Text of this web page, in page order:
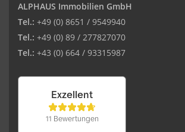
ALPHAUS Immobilien GmbH
Tel.: +49 (0) 8651 / 9549940
Tel.: +49 (0) 89 / 277827070
Tel.: +43 (0) 664 / 93315987